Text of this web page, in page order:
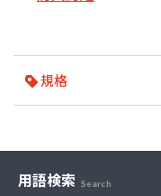
規格
用語検索 Search